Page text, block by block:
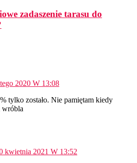
zadaszenie tarasu do
2020 W 13:08
tylko zostało. Nie pamiętam kiedy
wróbla
kwietnia 2021 W 13:52